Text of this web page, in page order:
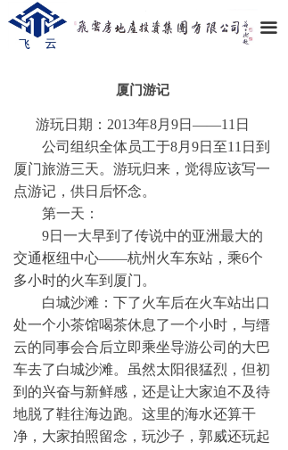
끀
厦门游记
游玩日期： 2013年8月 9日——11 日
公司组织全体员工于8月 9日至11 日到
厦门旅游三天。游玩归来，觉得应该写一
点游记，供日后怀念。
第一天：
9日一大早到了传说中的亚洲最大的
交通枢纽中心——杭州火车东站，乘6个
多小时的火车到厦门。
白城沙滩：下了火车后在火车站出口
处一个小茶馆喝茶休息了一个小时，与缙
云的同事会合后立即乘坐导游公司的大巴
车去了白城沙滩。虽然太阳很猛烈，但初
到的兴奋与新鲜感，还是让大家迫不及待
地脱了鞋往海边跑。这里的海水还算干
净，大家拍照留念，玩沙子，郭威还玩起